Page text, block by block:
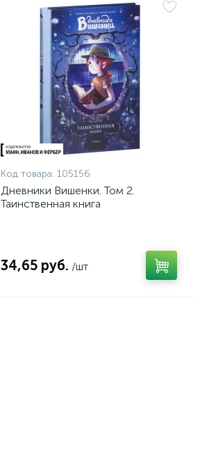
Код товара: 105156
Дневники Вишенки. Том 2.
Таинственная книга
34,65 руб. /шт